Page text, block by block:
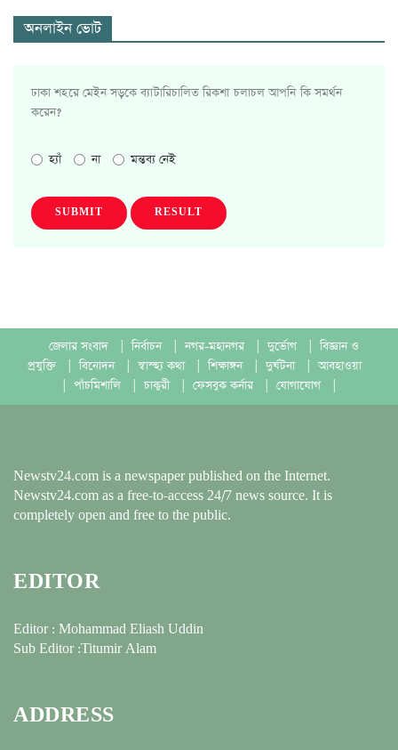
অনলাইন ভোট
ঢাকা শহরে মেইন সড়কে ব্যাটারিচালিত রিকশা চলাচল আপনি কি সমর্থন
করেন?
হ্যাঁ না মন্তব্য নেই
SUBMIT RESULT
জেলার সংবাদ নির্বাচন নগর-মহানগর দুর্ভোগ
বিজ্ঞান ও
প্রযুক্তি
বিনোদন স্বাস্হ্য কথা শিক্ষাঙ্গন দুর্ঘটনা
আবহাওয়া
পাঁচমিশালি চাকুরী ফেসবুক কর্নার যোগাযোগ
Newstv24.com is a newspaper published on the Internet.
Newstv24.com as a free-to-access 24/7 news source. It is
completely open and free to the public.
EDITOR
Editor : Mohammad Eliash Uddin
Sub Editor :Titumir Alam
ADDRESS